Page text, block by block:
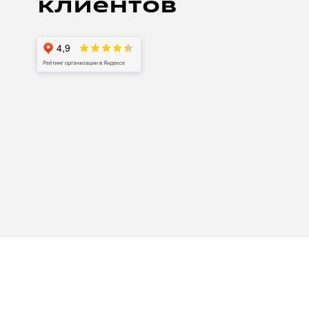
рассказывали, что именно делают. Отмечу
обращение с автомобилем. Делали все
итогу работой доволен. Отмечу чистоту и
максимально клиентоориентированные